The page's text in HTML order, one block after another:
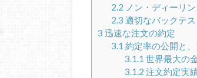
2.2 ノン・ディーリ
2.3 適切なバックテ
3 迅速な注文の約定
3.1 約定率の公開と
3.1.1 世界最大の
3.1.2 注文約定実